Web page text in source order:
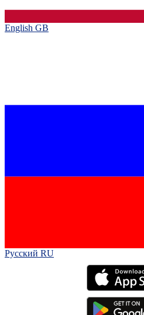
English GB‎
Русский RU‎